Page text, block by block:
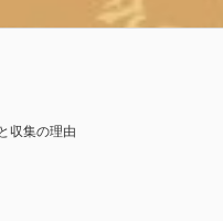
収集の理由